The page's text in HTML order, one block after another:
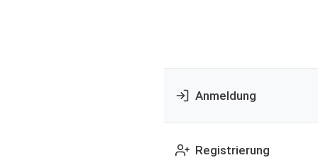
Anmeldung
Registrierung